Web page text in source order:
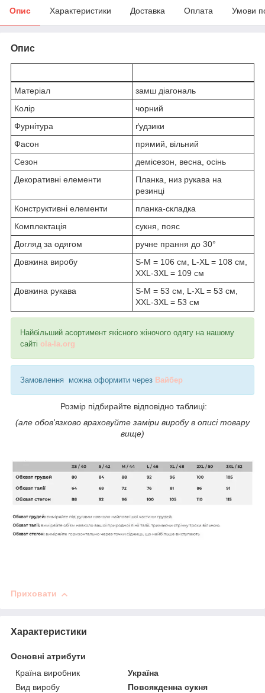
Опис Характеристики Доставка Оплата Умови
Опис
Матеріал
замш діагональ
Колір
чорний
Фурнітура
ґудзики
Фасон
прямий, вільний
Сезон
демісезон, весна, осінь
Декоративні елементи
Планка, низ рукава на
резинці
Конструктивні елементи
планка-складка
Комплектація
сукня, пояс
Догляд за одягом
ручне прання до 30°
Довжина виробу
S-M = 106 см, L-XL = 108 см,
XXL-3XL = 109 см
Довжина рукава
S-M = 53 см, L-XL = 53 см,
XXL-3XL = 53 см
Найбільший асортимент якісного жіночого одягу на нашому
сайті ola-la.org
Замовлення можна оформити через Вайбер
Розмір підбирайте відповідно таблиці:
(але обов'язково враховуйте заміри виробу в описі товару
вище)
Приховати
Характеристики
Основні атрибути
Країна виробник
Україна
Вид виробу
Повсякденна сукня